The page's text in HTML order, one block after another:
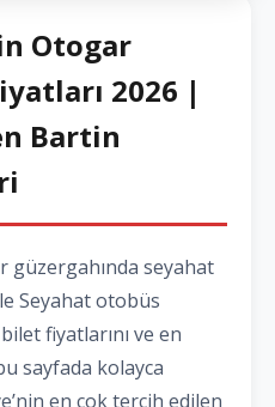
Otogar
2026 |
Bartin
seyahat
Seyahat otobüs
fiyatlarını ve en
sayfada kolayca
en çok tercih edilen